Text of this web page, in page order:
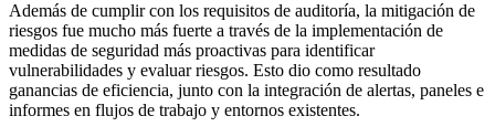
Además de cumplir con los requisitos de auditoría, la mitigación de
riesgos fue mucho más fuerte a través de la implementación de
medidas de seguridad más proactivas para identificar
vulnerabilidades y evaluar riesgos. Esto dio como resultado
ganancias de eficiencia, junto con la integración de alertas, paneles e
informes en flujos de trabajo y entornos existentes.